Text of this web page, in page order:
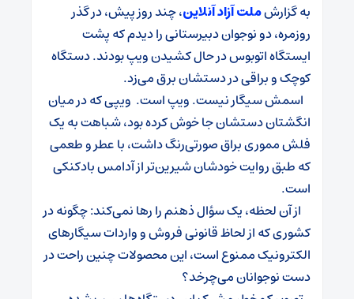
به گزارشملت آزاد آنلاین، چند روز پیش، در گذر
روزمره، دو نوجوان دبیرستانی را دیدم که پشت
ایستگاه اتوبوس در حال کشیدن ویپ بودند. دستگاه‌
کوچک و براقی در دستشان برق می‌زد.
اسمش سیگار نیست. ویپ است. ویپی که در میان
انگشتان دستشان جا خوش کرده بود، شباهت به یک
فلش مموری براق صورتی‌رنگ داشت، با عطر و طعمی
که طبق روایت خودشان شیرین‌تر از آدامس بادکنکی
است.
از آن لحظه، یک سؤال ذهنم را رها نمی‌کند: چگونه در
کشوری که از لحاظ قانونی فروش و واردات سیگارهای
الکترونیک ممنوع است، این محصولات ‌چنین راحت در
دست نوجوانان می‌چرخد؟